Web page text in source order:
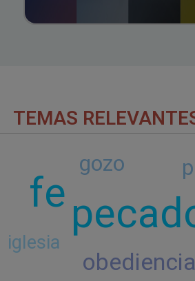
TEMAS
fe
obediencia
gozo
iglesia